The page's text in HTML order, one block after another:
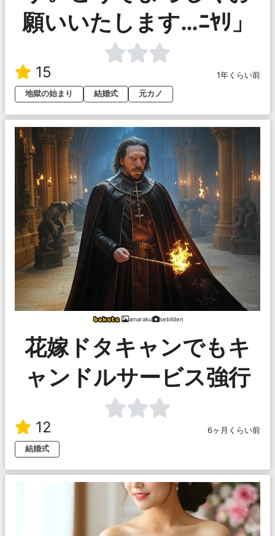
願いいたします…ﾆﾔﾘ」
15
1年くらい前
地獄の始まり
結婚式 元カノ
amaraku sebilden
花嫁ドタキャンでもキ
ャンドルサービス強行
12
6ヶ月くらい前
結婚式